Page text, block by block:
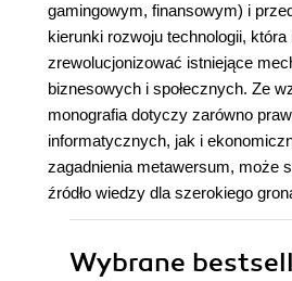
gamingowym, finansowym) i
kierunki rozwoju technologii, która
zrewolucjonizować istniejące
biznesowych i społecznych. Ze
monografia dotyczy zarówno
informatycznych, jak i
zagadnienia metawersum, może
źródło wiedzy dla szerokiego
Wybrane